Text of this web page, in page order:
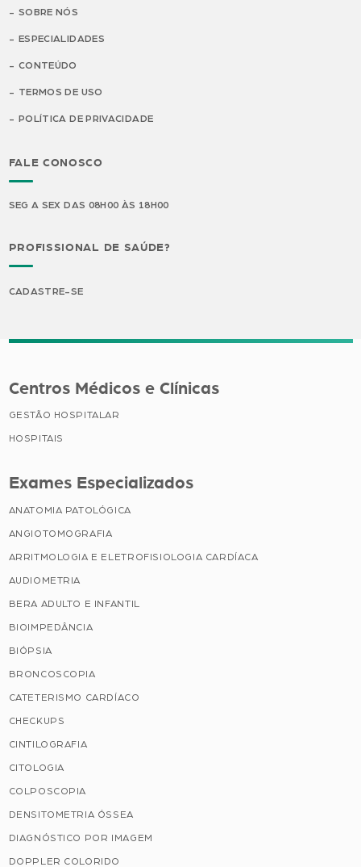
SOBRE NÓS
ESPECIALIDADES
CONTEÚDO
TERMOS DE USO
POLÍTICA DE PRIVACIDADE
FALE CONOSCO
SEG A SEX DAS 08H00 ÀS 18H00
PROFISSIONAL DE SAÚDE?
CADASTRE-SE
Centros Médicos e Clínicas
GESTÃO HOSPITALAR
HOSPITAIS
Exames Especializados
ANATOMIA PATOLÓGICA
ANGIOTOMOGRAFIA
ARRITMOLOGIA E ELETROFISIOLOGIA CARDÍACA
AUDIOMETRIA
BERA ADULTO E INFANTIL
BIOIMPEDÂNCIA
BIÓPSIA
BRONCOSCOPIA
CATETERISMO CARDÍACO
CHECKUPS
CINTILOGRAFIA
CITOLOGIA
COLPOSCOPIA
DENSITOMETRIA ÓSSEA
DIAGNÓSTICO POR IMAGEM
DOPPLER COLORIDO